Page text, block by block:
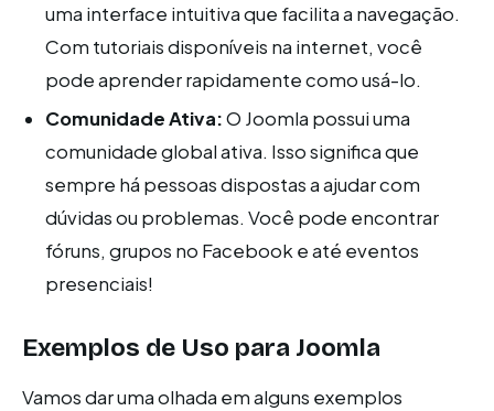
uma interface intuitiva que facilita a navegação.
Com tutoriais disponíveis na internet, você
pode aprender rapidamente como usá-lo.
Comunidade Ativa:O Joomla possui uma
comunidade global ativa. Isso significa que
sempre há pessoas dispostas a ajudar com
dúvidas ou problemas. Você pode encontrar
fóruns, grupos no Facebook e até eventos
presenciais!
Exemplos de Uso para Joomla
Vamos dar uma olhada em alguns exemplos